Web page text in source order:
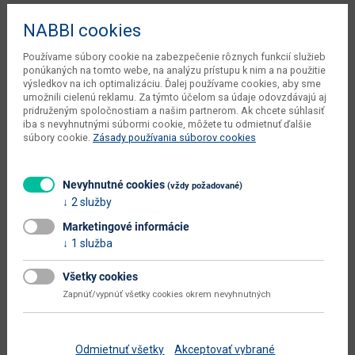
Hĺbka
Výška 96 cm
váha s obalom dodávateľa 3.75 kg
počet balíkov dodávateľa 1 ks
dodávateľa
0.0295 m3
typové označenie Coleta Nova
hĺbka sedadla (cm)
výška sedadla (cm)
NABBI cookies
Používame súbory cookie na zabezpečenie rôznych funkcií služieb
ponúkaných na tomto webe, na analýzu prístupu k nim a na použitie
výsledkov na ich optimalizáciu. Ďalej používame cookies, aby sme
umožnili cielenú reklamu. Za týmto účelom sa údaje odovzdávajú aj
pridruženým spoločnostiam a našim partnerom. Ak chcete súhlasiť
iba s nevyhnutnými súbormi cookie, môžete tu odmietnuť ďalšie
súbory cookie. Zásady používania súborov cookies
Nevyhnutné cookies (vždy požadované)
2 služby
Marketingové informácie
1 služba
Všetky cookies
Zapnúť/vypnúť všetky cookies okrem nevyhnutných
Odmietnuť všetky Akceptovať vybrané